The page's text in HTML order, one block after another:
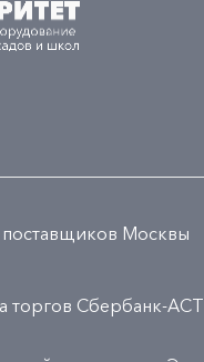
Москвы
торгов Сбербанк-АСТ